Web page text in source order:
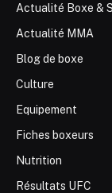
Actualité Boxe &
Actualité MMA
Blog de boxe
Culture
Equipement
Fiches boxeurs
Nutrition
Résultats UFC